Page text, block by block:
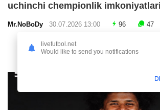
uchinchi chempionlik
Mr.NoBoDy 30.07.2026 13:00 96 47
livefutbol.net
Would like to send you notifications